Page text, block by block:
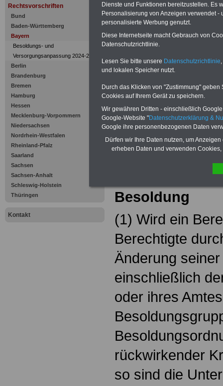
Rechtsvorschriften
Bund
Baden-Württemberg
Bayern
Besoldungs- und
Versorgungsanpassung 2024-2025
Berlin
Brandenburg
Bremen
Hamburg
Hessen
Mecklenburg-Vorpommern
Niedersachsen
Nordrhein-Westfalen
Rheinland-Pfalz
Saarland
Sachsen
Sachsen-Anhalt
Schleswig-Holstein
Thüringen
Kontakt
Zur Übersicht
Bayern:
Art. 15
Besoldung
(1) Wird ein
Berechtigte
Änderung
einschließlich
oder ihres
rückwirkender
so sind die
Dienste und Funktionen bereitzustellen. Es
Personalisierung von Anzeigen verwendet
personalisierte Werbung genutzt.
Diese Internetseite macht Gebrauch von
Datenschutzrichtlinie.
Lesen Sie bitte unsere Datenschutzrichtlinie
und lokalen Speicher nutzt.
Durch das Klicken von "Zustimmung"
Cookies auf Ihrem Gerät zu speichern.
Wir gewähren Dritten - einschließlich
Google-Website "Datenschutzerklärung &
Google ihre personenbezogenen Daten
Dürfen wir Ihre Daten nutzen, um
erheben Daten und verwenden